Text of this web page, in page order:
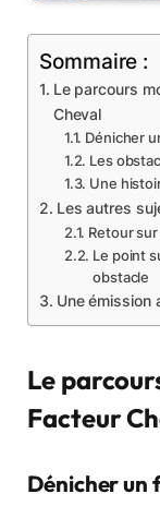
Sommaire :
Le parcours
Cheval
Dénicher
Les
Une
Les autres
Retour
Le point
obstacle
Une émission
Le
Facteur
Dénicher